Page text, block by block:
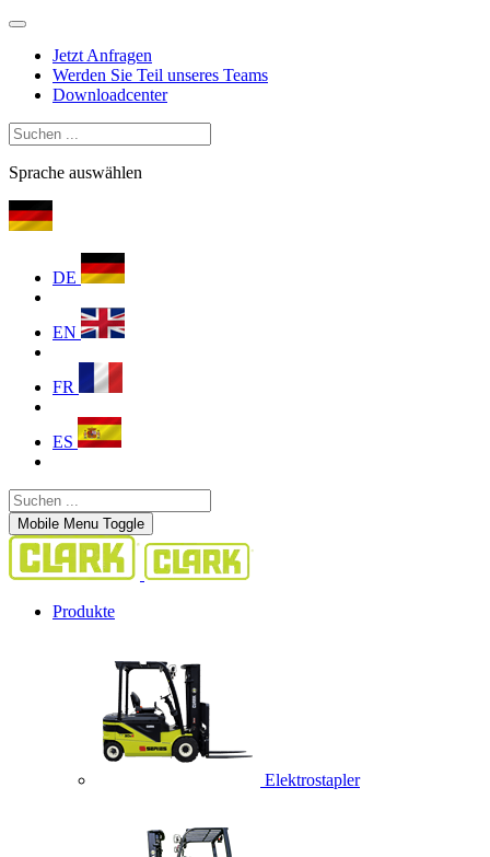
Jetzt Anfragen
Werden Sie Teil unseres Teams
Downloadcenter
Sprache auswählen
DE
EN
FR
ES
Mobile Menu Toggle
Produkte
Elektrostapler